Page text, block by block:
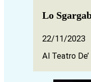
Lo
22/11/2023
Al Teatro